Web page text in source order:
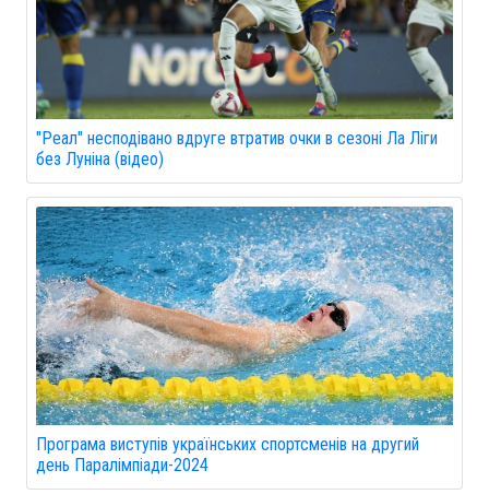
"Реал" несподівано вдруге втратив очки в сезоні Ла Ліги
без Луніна (відео)
Програма виступів українських спортсменів на другий
день Паралімпіади-2024